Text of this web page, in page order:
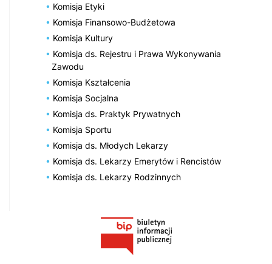
Komisja Etyki
Komisja Finansowo-Budżetowa
Komisja Kultury
Komisja ds. Rejestru i Prawa Wykonywania
Zawodu
Komisja Kształcenia
Komisja Socjalna
Komisja ds. Praktyk Prywatnych
Komisja Sportu
Komisja ds. Młodych Lekarzy
Komisja ds. Lekarzy Emerytów i Rencistów
Komisja ds. Lekarzy Rodzinnych